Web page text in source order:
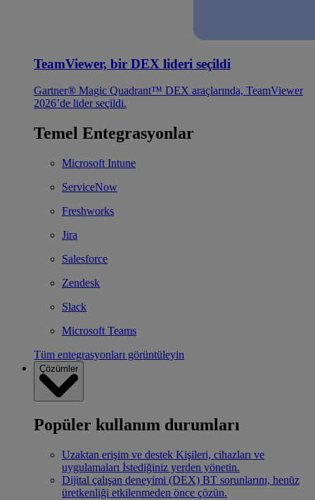
TeamViewer, bir DEX lideri seçildi
Gartner® Magic Quadrant™ DEX araçlarında, TeamViewer
2026’de lider seçildi.
Temel Entegrasyonlar
Microsoft Intune
ServiceNow
Freshworks
Jira
Salesforce
Zendesk
Slack
Microsoft Teams
Tüm entegrasyonları görüntüleyin
Çözümler
Popüler kullanım durumları
Uzaktan erişim ve destek Kişileri, cihazları ve
uygulamaları İstediğiniz yerden yönetin.
Dijital çalışan deneyimi (DEX) BT sorunlarını, henüz
üretkenliği etkilenmeden önce çözün.